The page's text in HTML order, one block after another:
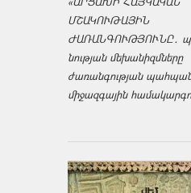
ՄՇԱԿՈՒԹԱՅԻՆ
ԺԱՌԱՆԳՈՒԹՅՈՒՆԸ․
նության մեխանիզմները
ժառանգության
միջազ­գային